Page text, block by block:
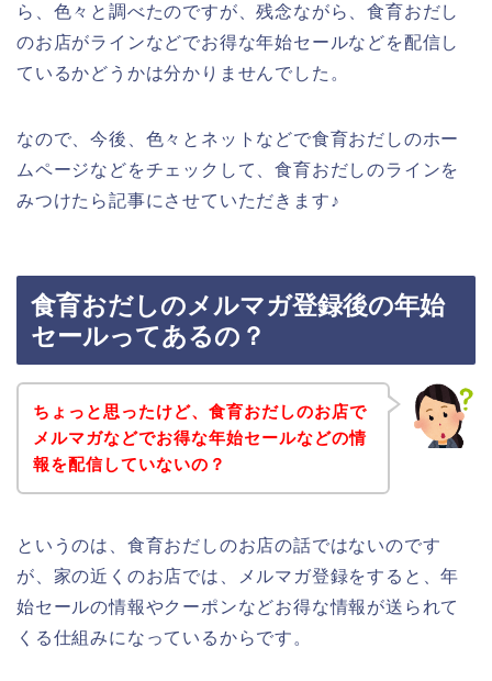
ら、色々と調べたのですが、残念ながら、食育おだし
のお店がラインなどでお得な年始セールなどを配信し
ているかどうかは分かりませんでした。
なので、今後、色々とネットなどで食育おだしのホー
ムページなどをチェックして、食育おだしのラインを
みつけたら記事にさせていただきます♪
食育おだしのメルマガ登録後の年始
セールってあるの？
ちょっと思ったけど、食育おだしのお店で
メルマガなどでお得な年始セールなどの情
報を配信していないの？
というのは、食育おだしのお店の話ではないのです
が、家の近くのお店では、メルマガ登録をすると、年
始セールの情報やクーポンなどお得な情報が送られて
くる仕組みになっているからです。